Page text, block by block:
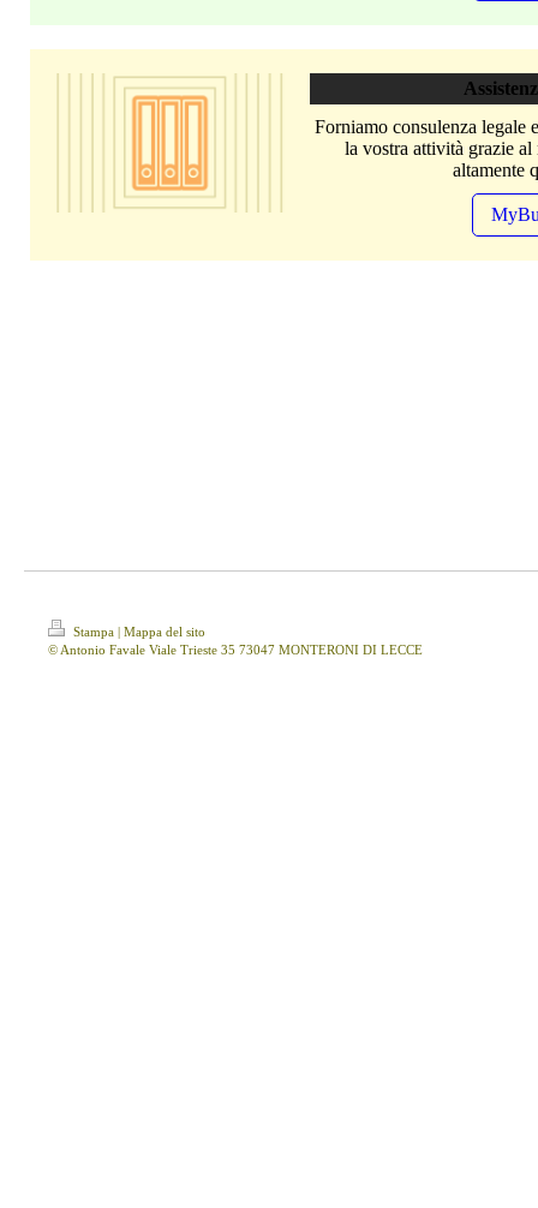
Forniamo consulenza legale
la vostra attività grazie
altamente
Stampa | Mappa del sito
© Antonio Favale Viale Trieste 35 73047 MONTERONI DI LECCE